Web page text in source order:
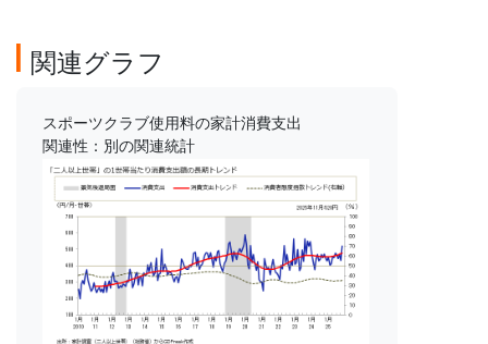
関連グラフ
スポーツクラブ使用料の家計消費支出
関連性：別の関連統計